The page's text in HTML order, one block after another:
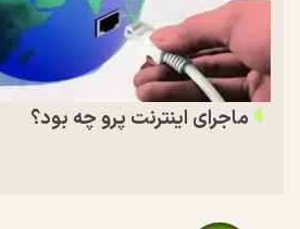
ماجرای اینترنت پرو چه بود؟